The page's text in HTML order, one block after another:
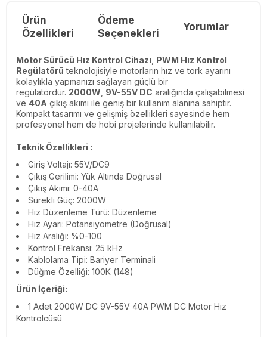
Ürün
Özellikleri
Ödeme
Seçenekleri
Yorumlar
Motor Sürücü Hız Kontrol Cihazı PWM Hız Kontrol
Regülatörü teknolojisiyle motorların hız ve tork ayarını
kolaylıkla yapmanızı sağlayan güçlü bir
regülatördür. 2000W 9V-55V DC aralığında çalışabilmesi
ve 40A çıkış akımı ile geniş bir kullanım alanına sahiptir.
Kompakt tasarımı ve gelişmiş özellikleri sayesinde hem
profesyonel hem de hobi projelerinde kullanılabilir.
Teknik Özellikleri :
Giriş Voltajı: 55V/DC9
Çıkış Gerilimi: Yük Altında Doğrusal
Çıkış Akımı: 0-40A
Sürekli Güç: 2000W
Hız Düzenleme Türü: Düzenleme
Hız Ayarı: Potansiyometre (Doğrusal)
Hız Aralığı: %0-100
Kontrol Frekansı: 25 kHz
Kablolama Tipi: Bariyer Terminali
Düğme Özelliği: 100K (148)
Ürün İçeriği:
1 Adet 2000W DC 9V-55V 40A PWM DC Motor Hız
Kontrolcüsü